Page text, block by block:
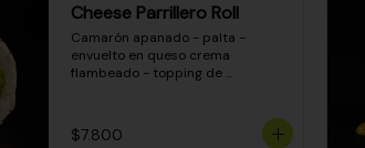
Cheese Parrillero Roll
Camarón apanado - palta -
envuelto en queso crema
flambeado - topping de
$7.800